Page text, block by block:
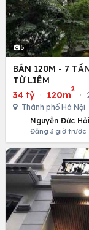
5
BÁN 120M - 7
TỪ LIÊM
34 tỷ · 120m
2
·
Thành phố Hà Nội
Nguyễn Đức Hải
Đăng 3 giờ trước